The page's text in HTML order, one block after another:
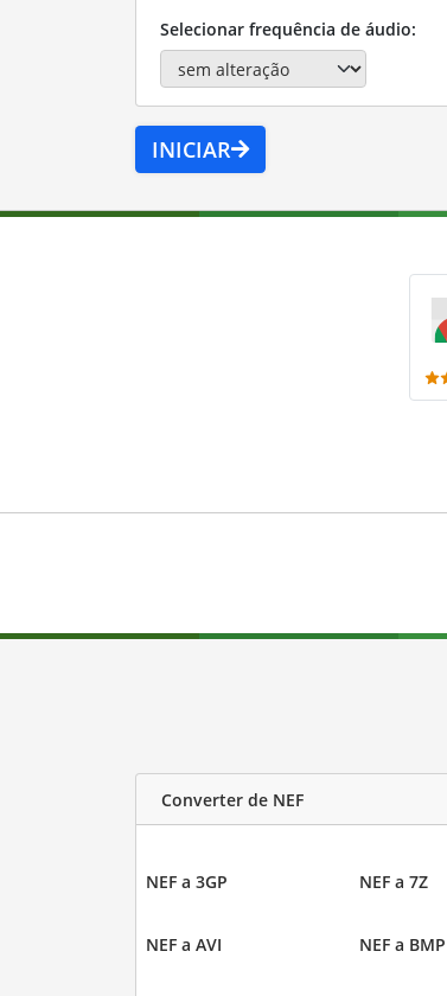
Selecionar frequência de áudio:
INICIAR
Converter de NEF
NEF a 3GP NEF a 7Z
NEF a AVI NEF a BMP